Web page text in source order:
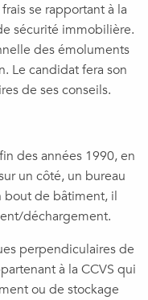
se rapportant à la
sécurité immobilière.
des émoluments
Le candidat fera son
de ses conseils.
des années 1990, en
un côté, un bureau
bout de bâtiment, il
déchargement.
perpendiculaires de
à la CCVS qui
ou de stockage